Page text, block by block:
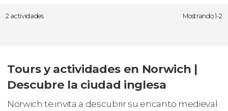
2 actividades Mostrando 1-2
Tours y actividades en Norwich |
Descubre la ciudad inglesa
Norwich te invita a descubrir su encanto medieval